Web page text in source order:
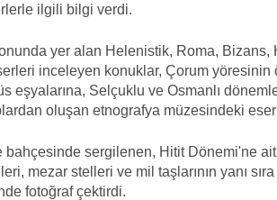
ilgili bilgi verdi.
yer alan Helenistik, Roma, Bizans,
inceleyen konuklar, Çorum yöresinin
eşyalarına, Selçuklu ve Osmanlı
oluşan etnografya müzesindeki
bahçesinde sergilenen, Hitit Dönemi'ne
mezar stelleri ve mil taşlarının yanı
fotoğraf çektirdi.